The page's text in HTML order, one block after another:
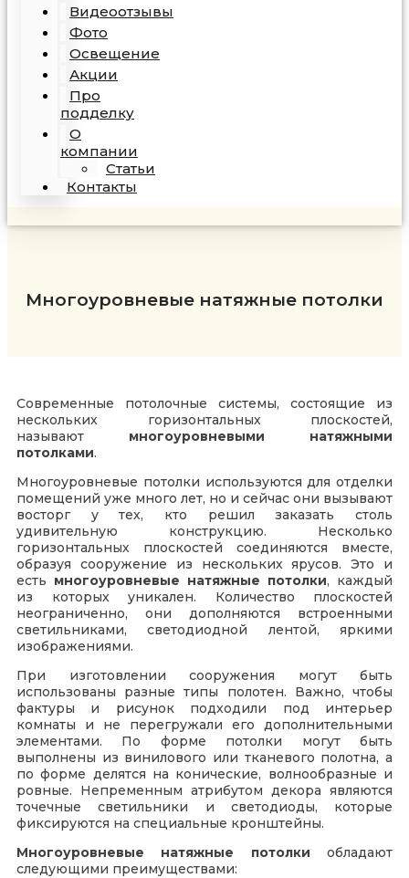
Видеоотзывы
Фото
Освещение
Акции
Про
подделку
О
компании
Статьи
Контакты
Многоуровневые натяжные потолки
Современные потолочные системы, состоящие из
нескольких горизонтальных плоскостей,
называют многоуровневыми натяжными
потолками.
Многоуровневые потолки используются для отделки
помещений уже много лет, но и сейчас они вызывают
восторг у тех, кто решил заказать столь
удивительную конструкцию. Несколько
горизонтальных плоскостей соединяются вместе,
образуя сооружение из нескольких ярусов. Это и
есть многоуровневые натяжные потолки, каждый
из которых уникален. Количество плоскостей
неограниченно, они дополняются встроенными
светильниками, светодиодной лентой, яркими
изображениями.
При изготовлении сооружения могут быть
использованы разные типы полотен. Важно, чтобы
фактуры и рисунок подходили под интерьер
комнаты и не перегружали его дополнительными
элементами. По форме потолки могут быть
выполнены из винилового или тканевого полотна, а
по форме делятся на конические, волнообразные и
ровные. Непременным атрибутом декора являются
точечные светильники и светодиоды, которые
фиксируются на специальные кронштейны.
Многоуровневые натяжные потолки обладают
следующими преимуществами: